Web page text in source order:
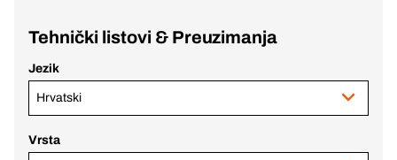
Tehnički listovi & Preuzimanja
Jezik
Hrvatski
Vrsta